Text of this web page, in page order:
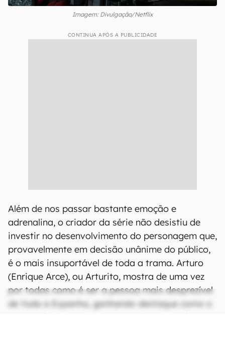
Imagem: Divulgação/Netflix
CONTINUA APÓS A PUBLICIDADE
Além de nos passar bastante emoção e
adrenalina, o criador da série não desistiu de
investir no desenvolvimento do personagem que,
provavelmente em decisão unânime do público,
é o mais insuportável de toda a trama. Arturo
(Enrique Arce), ou Arturito, mostra de uma vez
por todas como é ser a pessoa mais desprezível
de toda a Espanha, ganhando destaque como o
responsável por grande parte das cenas de ação